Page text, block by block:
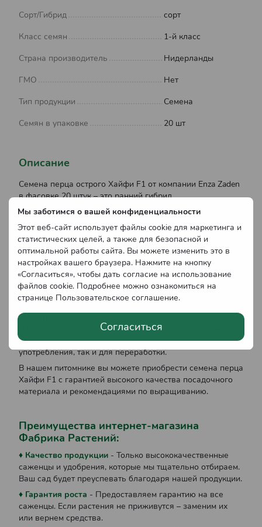
Мы заботимся о вашей конфиденциальности
Этот веб-сайт использует файлы cookie для маркетинга и
статистических целей, а также для безопасной и
оптимальной работы сайта. Вы можете изменить это в
настройках вашего браузера. Нажмите на кнопку
«Согласиться», чтобы дать согласие на использование
файлов cookie. Подробнее можно ознакомиться на
странице Пользовательское соглашение.
Согласиться
Сорт/Гибрид
сорт
Класс семян
1-й класс
Страна производитель
Нидерланды
ГМО
Нет
Тип продукции
Семена
Семян в упаковке
20 шт
Описание
Семена перца острого Хайфи F1 от компании Enza Zaden
в фасовке 20 штук – это ранний гибрид,
характеризующийся высокой производительностью и
устойчивостью к неблагоприятным условиям. Плоды
имеют конусовидную форму, размером примерно 2 х 12
см, и в стадии технической зрелости имеют темно-
зеленый цвет, а в биологической – красный.
Растение обладает мощной корневой системой и густым
листовым аппаратом, что обеспечивает хорошую
защищенность плодов от солнечных ожогов. Гибрид
Хайфи F1 подходит для выращивания в разных
климатических условиях, включая жаркие регионы.
Плоды этого сорта отличаются высокими вкусовыми
качествами и могут использоваться как для свежего
употребления, так и для переработки.
В нашем питомнике вы можете приобрести семена перца
Хайфи F1 с гарантией высокого качества посадочного
материала и рекомендациями по выращиванию.
Преимущества интернет-магазина
Фабрика Растений:
♦ Качество продукции - Только высококачественные
саженцы и удобрения, которые мы тщательно отбираем.
Ваш сад будет преуспевать благодаря нашей продукции.
♦ Гарантия роста - Предоставляем гарантию на все
саженцы. Если растения не приживутся – заменим их
или вернем средства.